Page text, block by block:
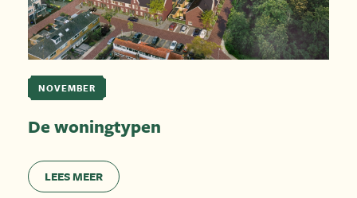
NOVEMBER
De woningtypen
LEES MEER